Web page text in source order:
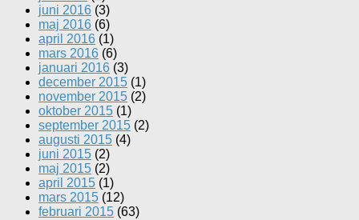
juni 2016 (3)
maj 2016 (6)
april 2016 (1)
mars 2016 (6)
januari 2016 (3)
december 2015 (1)
november 2015 (2)
oktober 2015 (1)
september 2015 (2)
augusti 2015 (4)
juni 2015 (2)
maj 2015 (2)
april 2015 (1)
mars 2015 (12)
februari 2015 (63)